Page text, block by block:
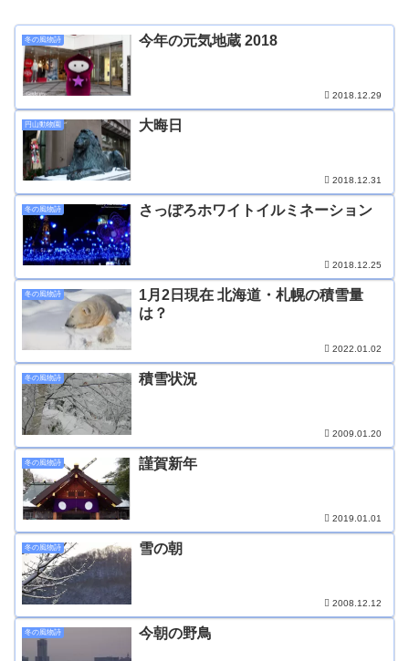
冬の風物詩 今年の元気地蔵 2018
2018.12.29
円山動物園 大晦日
2018.12.31
冬の風物詩 さっぽろホワイトイルミネーション
2018.12.25
冬の風物詩
1月2日現在 北海道・札幌の積雪量
は？
2022.01.02
冬の風物詩 積雪状況
2009.01.20
冬の風物詩 謹賀新年
2019.01.01
冬の風物詩 雪の朝
2008.12.12
冬の風物詩 今朝の野鳥